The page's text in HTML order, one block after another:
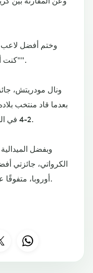
"كنت أود أن ألعب بجانب زين الدين زيدان".
ونال مودريتش،
بعدما قاد منتخب
2-4 في المباراة النهائية أمام نظيره الفرنسي.
الكرواتي، جائزتي
أوروبا، متفوقًا على كريستيانو رونالدو ومحمد صلاح.